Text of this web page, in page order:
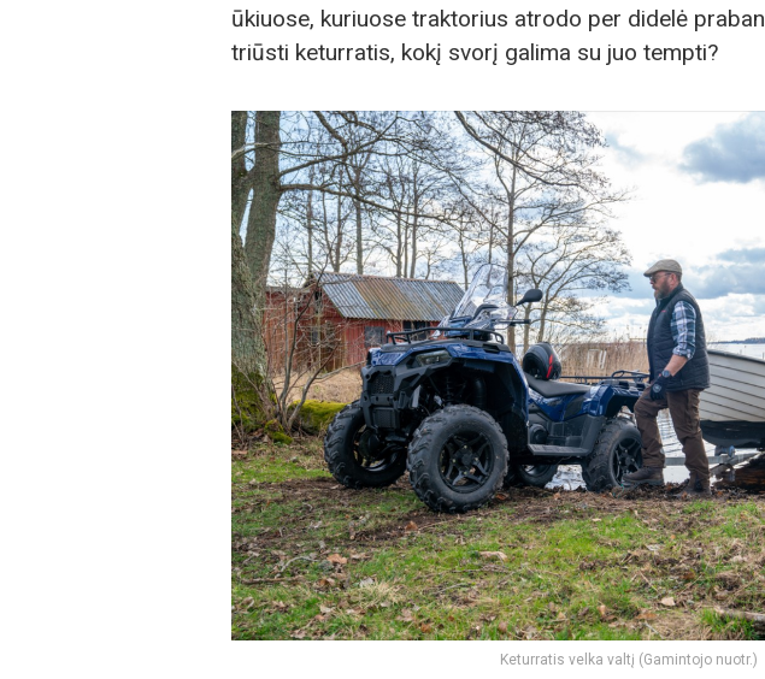
ūkiuose, kuriuose traktorius atrodo per didelė
triūsti keturratis, kokį svorį galima su juo tempti?
Keturratis velka valtį (Gamintojo nuotr.)